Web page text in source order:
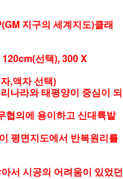
지구의 세계지도)클래
선택), 300 X
,액자 선택)
나라와 태평양이 중심이 되
협의에 용이하고 신대륙발
평면지도에서 반복원리를
서 시공의 어려움이 있었던